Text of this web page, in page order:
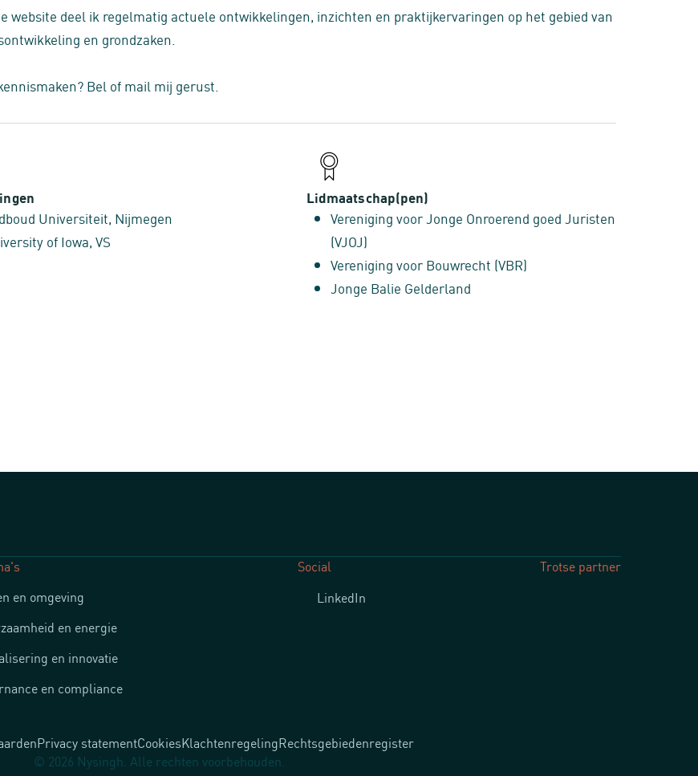
website deel ik regelmatig actuele ontwikkelingen, inzichten en praktijkervaringen op het gebied van
en grondzaken.
Bel of mail mij gerust.
Universiteit, Nijmegen
of Iowa, VS
Lidmaatschap(pen)
Vereniging voor Jonge Onroerend goed Juristen
(VJOJ)
Vereniging voor Bouwrecht (VBR)
Jonge Balie Gelderland
en omgeving
en energie
en innovatie
en compliance
Social
LinkedIn
Trotse partner
Privacy statementCookiesKlachtenregelingRechtsgebiedenregister
© 2026 Nysingh. Alle rechten voorbehouden.